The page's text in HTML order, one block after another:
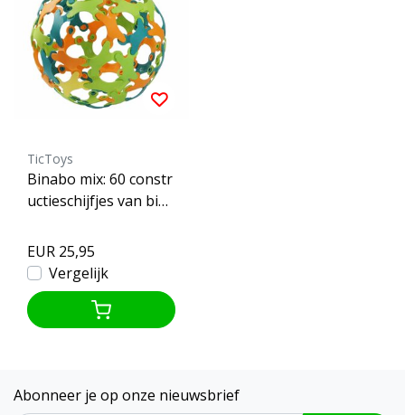
TicToys
Binabo mix: 60 constr
uctieschijfjes van bio
EUR 25,95
Vergelijk
Abonneer je op onze nieuwsbrief